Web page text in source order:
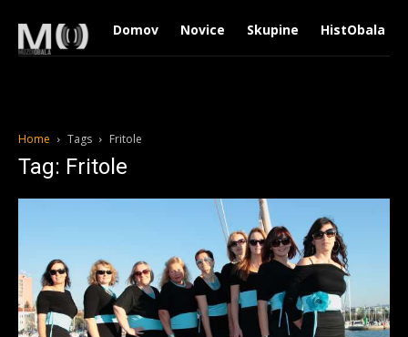
Domov Novice Skupine HistObala
Home Tags Fritole
Tag: Fritole